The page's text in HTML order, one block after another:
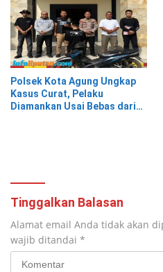
Polsek Kota Agung Ungkap
Kasus Curat, Pelaku
Diamankan Usai Bebas dari
Tinggalkan Balasan
Alamat email Anda tidak akan
wajib ditandai *